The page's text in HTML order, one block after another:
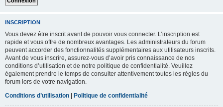
INSCRIPTION
Vous devez être inscrit avant de pouvoir vous connecter. L’inscription est
rapide et vous offre de nombreux avantages. Les administrateurs du forum
peuvent accorder des fonctionnalités supplémentaires aux utilisateurs inscrits.
Avant de vous inscrire, assurez-vous d’avoir pris connaissance de nos
conditions d’utilisation et de notre politique de confidentialité. Veuillez
également prendre le temps de consulter attentivement toutes les règles du
forum lors de votre navigation.
Conditions d’utilisation | Politique de confidentialité